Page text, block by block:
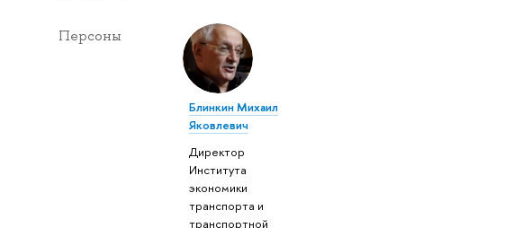
Персоны
Блинкин Михаил
Яковлевич
Директор
Института
экономики
транспорта и
транспортной